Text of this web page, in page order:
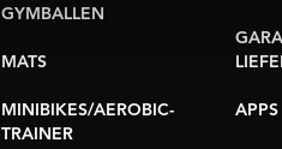
GYMBALLEN
MATS
MINIBIKES/AEROBIC-
TRAINER
APPS